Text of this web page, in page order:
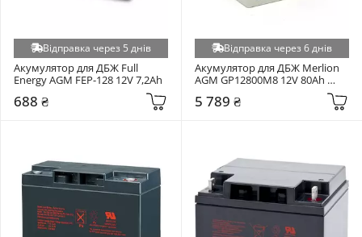
Відправка через 5 днів
Акумулятор для ДБЖ Full
Energy AGM FEP-128 12V 7,2Ah
688 ₴
Відправка через 6 днів
Акумулятор для ДБЖ Merlion
AGM GP12800M8 12V 80Ah
5 789 ₴